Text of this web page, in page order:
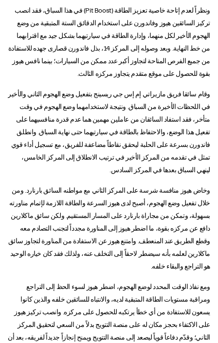
ونظراً لعدم إتاحة خاصية تعزيز الطاقة (Pit Boost) في هذا السباق، فقد انصب
تركيز السائقين هيوز وفاندورن على استخدام الدقائق الستة المتبقية من وضع
الهجوم الأخير لكل منهما، وإدارة الطاقة في سيارتيهما بشكل جيد مع اقترابهما
من خط النهاية. وبعد وصوله إلى المركز 14، بذل فاندورن قصارى جهده للاستفادة
من جميع الفرص المتاحة لتجاوز أكبر عدد ممكن من السيارات؛ بينما نافس هيوز
بقوة للحصول على موقع متقدم يتجاوز مركزه الثالث.
وقام سائقا فريق مازيراتي إم إس جي ريسينج بتفعيل وضع الهجوم الثاني والأخير
في اللحظات الأخيرة من السباق. ونتيجة لاستخدامهما وضع الهجوم في وقت
متأخر، فقد استفاد السائقان من عاملين مهمين هما عدم قدرة منافسيهما على
تفعيل هذا الوضع، والاحتفاظ بالطاقة في سيارتيهما حتى نهاية السباق. وانطلق
فاندورن بسرعة على الحلبة ليحقق نقاطاً مضاعفة للفريق، مع تسجيل أداء قوي
تمثل في تقدمه من المركز الأخير في ترتيب الانطلاق إلى المركز الخامس،
لينهي السباق بعدها في المركز السادس.
وخاض هيوز منافسة شرسة على المركز الثاني مع مواطنه السائق بارنارد. ومن
خلال تفعيل وضع الهجوم، أصبح لدى هيوز السرعة والطاقة اللازمة لإتمام مناورته
بسهولة، وتمكن من مجاراة بارنارد على المسار المستقيم. ولكن سائق ماكلارين
دافع عن مركزه بقوة، ما اضطر هيوز إلى المناورة مجدداً لتجنب التصادم معه
وقطع الطريق عند المنعطف. وامتنع هيوز عن الاستفادة من المناورة لتجاوز سائق
ماكلارين لعلمه بأنه سيضطر لاحقاً إلى التخلف عنه، ولذلك فقد كان خياره الوحيد
هو التراجع والبقاء خلفه.
ومع نفاذ الوقت المحدد لوضع الهجوم، اضطر هيوز لسوء الحظ إلى التراجع
ومراقبة مستويات الطاقة المتبقية لديه، والانتباه للسائقين خلفه والذين كانوا
يسعون للاستفادة من أي خطأ يرتكبه للحصول على مركزه. وانصب تركيز هيوز
على الاكتفاء بحجز مكان له على منصة التتويج بدلاً من السعي لتحقيق المركز
الثاني؛ وقدّم دفاعاً قوياً ليصعد إلى منصة التتويج ويمنح إنجازاً جديداً لفريقه، بعد أن